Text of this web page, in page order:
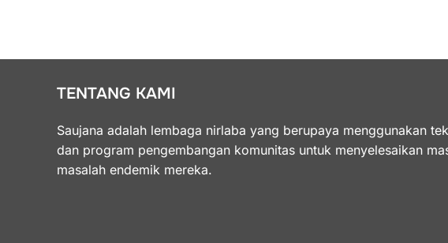
TENTANG KAMI
Saujana adalah lembaga nirlaba yang berupaya menggunakan
dan program pengembangan komunitas untuk menyelesaikan
masalah endemik mereka.